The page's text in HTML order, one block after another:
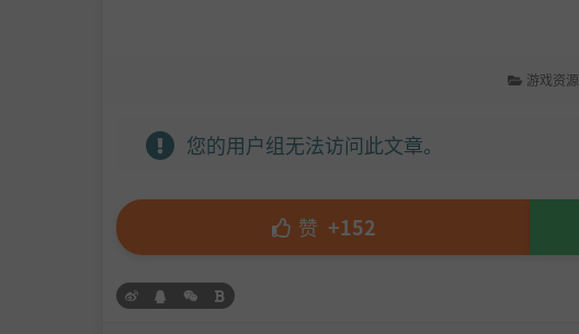
游戏资源
您的用户组无法访问此文章。
赞 +152